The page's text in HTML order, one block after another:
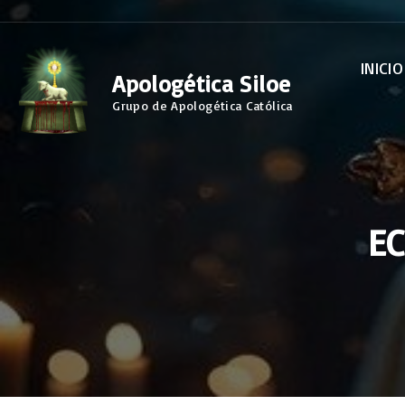
e
n
t
Apologética Siloe
Grupo de Apologética Católica
INICIO